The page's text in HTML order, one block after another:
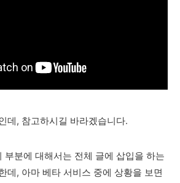
데, 참고하시길 바라겠습니다.
부분에 대해서는 전체 글에 삽입을 하는
데, 아마 베타 서비스 중에 상황을 보면